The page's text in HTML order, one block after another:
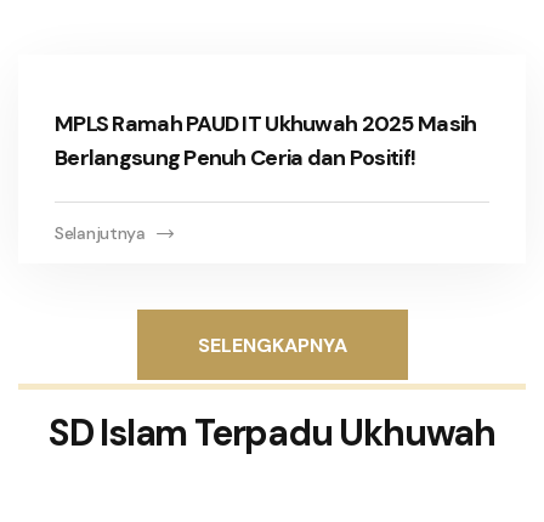
MPLS Ramah PAUD IT Ukhuwah 2025 Masih
Berlangsung Penuh Ceria dan Positif!
Selanjutnya
SELENGKAPNYA
SD Islam Terpadu Ukhuwah